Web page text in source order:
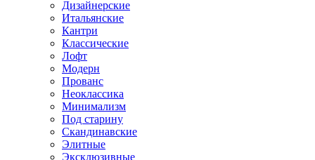
Дизайнерские
Итальянские
Кантри
Классические
Лофт
Модерн
Прованс
Неоклассика
Минимализм
Под старину
Скандинавские
Элитные
Эксклюзивные